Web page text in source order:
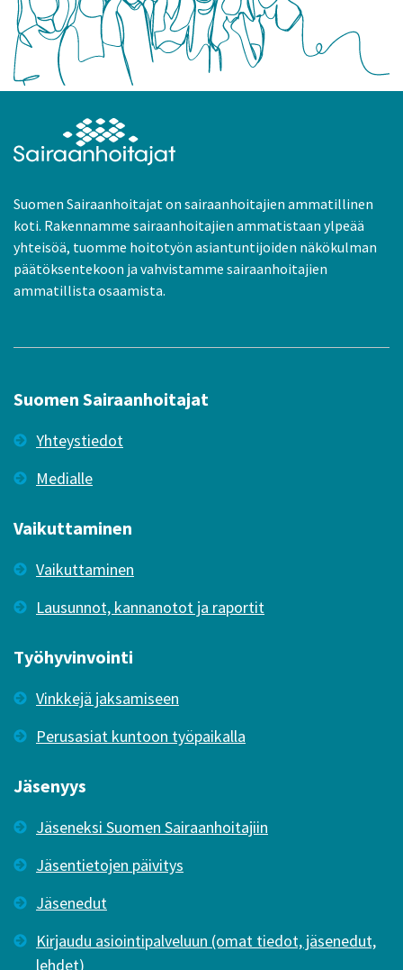
Suomen Sairaanhoitajat on sairaanhoitajien ammatillinen
koti. Rakennamme sairaanhoitajien ammatistaan ylpeää
yhteisöä, tuomme hoitotyön asiantuntijoiden näkökulman
päätöksentekoon ja vahvistamme sairaanhoitajien
ammatillista osaamista.
Suomen Sairaanhoitajat
Yhteystiedot
Medialle
Vaikuttaminen
Vaikuttaminen
Lausunnot, kannanotot ja raportit
Työhyvinvointi
Vinkkejä jaksamiseen
Perusasiat kuntoon työpaikalla
Jäsenyys
Jäseneksi Suomen Sairaanhoitajiin
Jäsentietojen päivitys
Jäsenedut
Kirjaudu asiointipalveluun (omat tiedot, jäsenedut,
lehdet)